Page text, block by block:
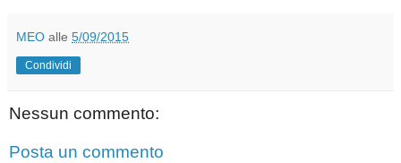
MEO alle 5/09/2015
Condividi
Nessun commento:
Posta un commento